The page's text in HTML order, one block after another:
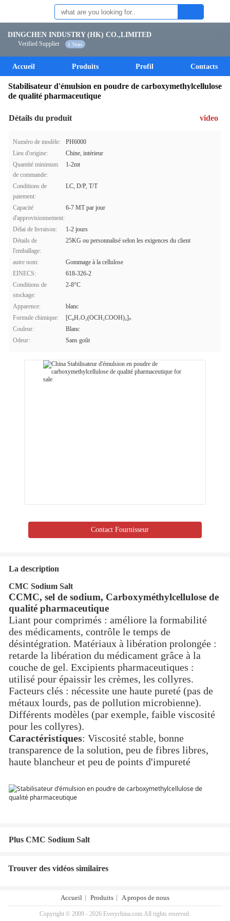
DINGCHEN INDUSTRY (HK) CO.,LIMITED
Verified Supplier 1 Years
Accueil Produits Profil Contacts
Stabilisateur d'émulsion en poudre de carboxymethylcellulose
de qualité pharmaceutique
Détails du produit video
Numéro de modèle:
PH6000
Lieu d'origine:
Chine, intérieur
Quantité minimum
de commande:
1-2mt
Conditions de
paiement:
LC, D/P, T/T
Capacité
d'approvisionnement:
6-7 MT par jour
Délai de livraison:
1-2 jours
Détails de
l'emballage:
25KG ou personnalisé selon les exigences du client
autre nom:
Gommage à la cellulose
EINECS:
618-326-2
Conditions de
stockage:
2-8°C
Apparence:
blanc
Formule chimique:
[C₆H₇O₂(OCH₂COOH)₃]ₙ
Couleur:
Blanc
Odeur:
Sans goût
Contact Fournisseur
La description
CMC Sodium Salt
CCMC, sel de sodium, Carboxyméthylcellulose de
qualité pharmaceutique
Liant pour comprimés : améliore la formabilité
des médicaments, contrôle le temps de
désintégration. Matériaux à libération prolongée :
retarde la libération du médicament grâce à la
couche de gel. Excipients pharmaceutiques :
utilisé pour épaissir les crèmes, les collyres.
Facteurs clés : nécessite une haute pureté (pas de
métaux lourds, pas de pollution microbienne).
Différents modèles (par exemple, faible viscosité
pour les collyres).
Caractéristiques: Viscosité stable, bonne
transparence de la solution, peu de fibres libres,
haute blancheur et peu de points d'impureté
Plus CMC Sodium Salt
Trouver des vidéos similaires
Accueil Produits A propos de nous
Copyright © 2009 - 2026 Everychina.com.All rights reserved.